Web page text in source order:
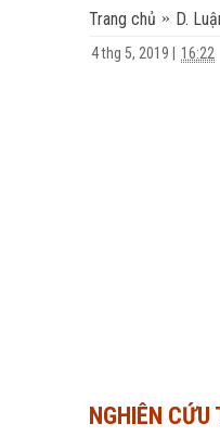
Trang chủ D.
4 thg 5, 2019 16:22
NGHIÊN